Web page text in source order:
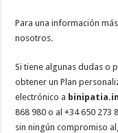
Para una información
nosotros.
Si tiene algunas dudas o
obtener un Plan
electrónico a
868 980 o al +34 650 273
sin ningún compromiso